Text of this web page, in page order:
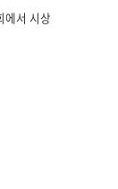
에서 시상